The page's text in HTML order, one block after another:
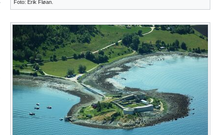
Foto: Erik Fløan.